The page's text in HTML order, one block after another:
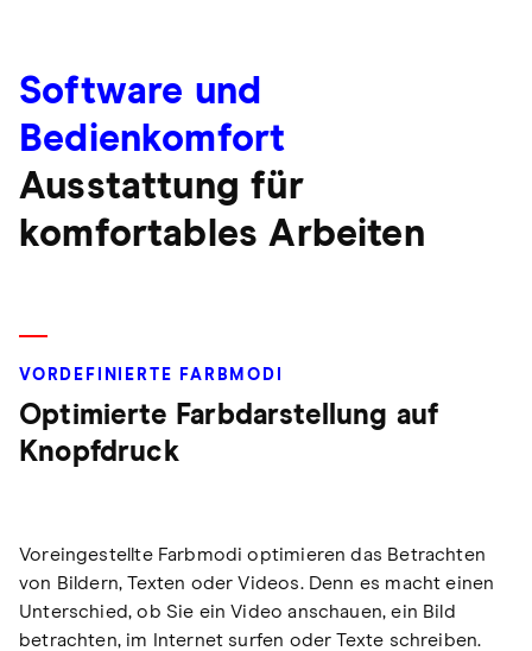
Software und
Bedienkomfort
Ausstattung für
komfortables Arbeiten
VORDEFINIERTE FARBMODI
Optimierte Farbdarstellung auf
Knopfdruck
Voreingestellte Farbmodi optimieren das Betrachten
von Bildern, Texten oder Videos. Denn es macht einen
Unterschied, ob Sie ein Video anschauen, ein Bild
betrachten, im Internet surfen oder Texte schreiben.